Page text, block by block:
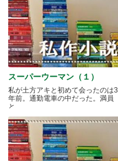
スーパーウーマン（１）
私が土方アキと初めて会ったのは3
年前。通勤電車の中だった。満員
と.....